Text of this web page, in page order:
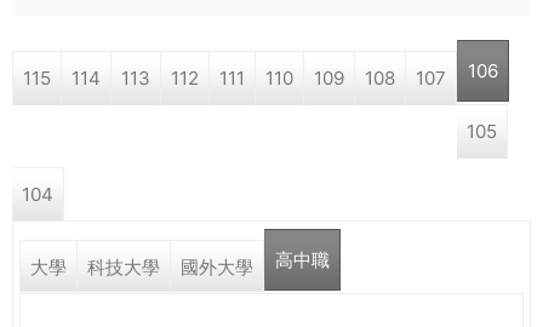
學
際．
a
e
h
115 114 113 112 111 110 109 108 107 106
105
104
大學 科技大學 國外大學 高中職